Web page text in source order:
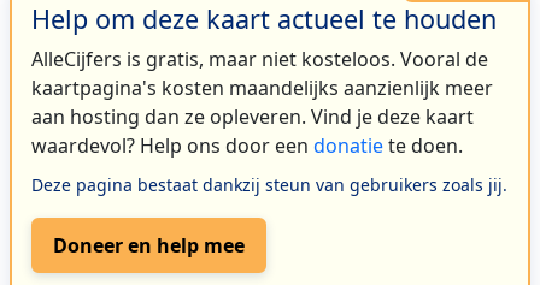
Help om deze kaart actueel te houden
AlleCijfers is gratis, maar niet kosteloos. Vooral de
kaartpagina's kosten maandelijks aanzienlijk meer
aan hosting dan ze opleveren. Vind je deze kaart
waardevol? Help ons door een donatiete doen.
Deze pagina bestaat dankzij steun van gebruikers zoals jij.
Doneer en help mee